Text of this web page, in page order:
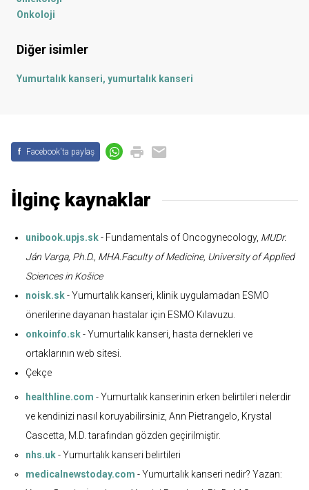
Onkoloji
Diğer isimler
Yumurtalık kanseri, yumurtalık kanseri
f Facebook'ta paylaş
İlginç kaynaklar
unibook.upjs.sk- Fundamentals of Oncogynecology, MUDr.
Ján Varga, Ph.D., MHA.Faculty of Medicine, University of Applied
Sciences in Košice
noisk.sk- Yumurtalık kanseri, klinik uygulamadan ESMO
önerilerine dayanan hastalar için ESMO Kılavuzu.
onkoinfo.sk- Yumurtalık kanseri, hasta dernekleri ve
ortaklarının web sitesi.
Çekçe
healthline.com - Yumurtalık kanserinin erken belirtileri nelerdir
ve kendinizi nasıl koruyabilirsiniz, Ann Pietrangelo, Krystal
Cascetta, M.D. tarafından gözden geçirilmiştir.
nhs.uk- Yumurtalık kanseri belirtileri
medicalnewstoday.com - Yumurtalık kanseri nedir? Yazan: